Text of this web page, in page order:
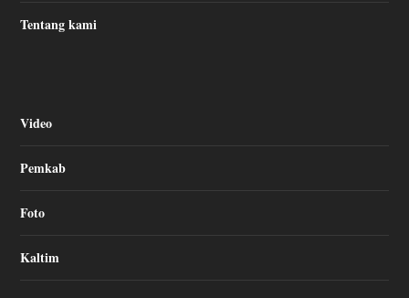
Tentang kami
Video
Pemkab
Foto
Kaltim